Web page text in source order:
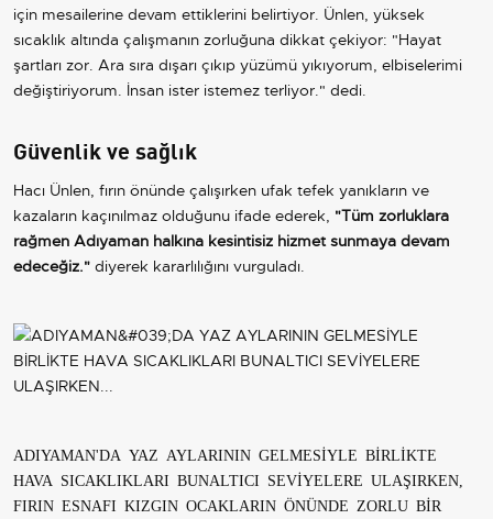
için mesailerine devam ettiklerini belirtiyor. Ünlen, yüksek
sıcaklık altında çalışmanın zorluğuna dikkat çekiyor: "Hayat
şartları zor. Ara sıra dışarı çıkıp yüzümü yıkıyorum, elbiselerimi
değiştiriyorum. İnsan ister istemez terliyor." dedi.
Güvenlik ve sağlık
Hacı Ünlen, fırın önünde çalışırken ufak tefek yanıkların ve
kazaların kaçınılmaz olduğunu ifade ederek, "Tüm zorluklara
rağmen Adıyaman halkına kesintisiz hizmet sunmaya devam
edeceğiz." diyerek kararlılığını vurguladı.
ADIYAMAN'DA YAZ AYLARININ GELMESİYLE BİRLİKTE
HAVA SICAKLIKLARI BUNALTICI SEVİYELERE ULAŞIRKEN,
FIRIN ESNAFI KIZGIN OCAKLARIN ÖNÜNDE ZORLU BİR